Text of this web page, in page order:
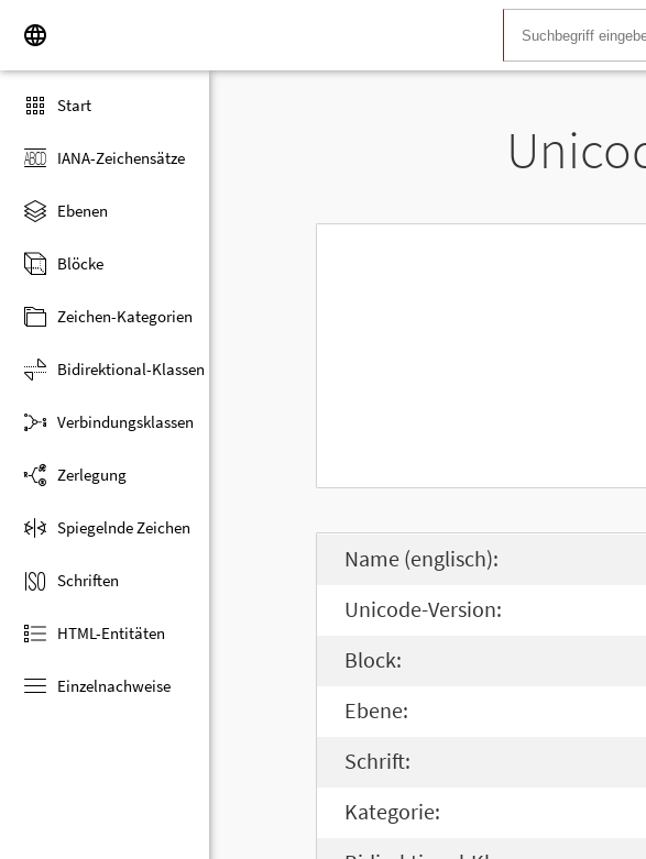
Start
IANA-Zeichensätze
Ebenen
Blöcke
Zeichen-Kategorien
Bidirektional-Klassen
Verbindungsklassen
Zerlegung
Spiegelnde Zeichen
Schriften
HTML-Entitäten
Einzelnachweise
Name (englisch):
Unicode-Version:
Block:
Ebene:
Schrift:
Kategorie: